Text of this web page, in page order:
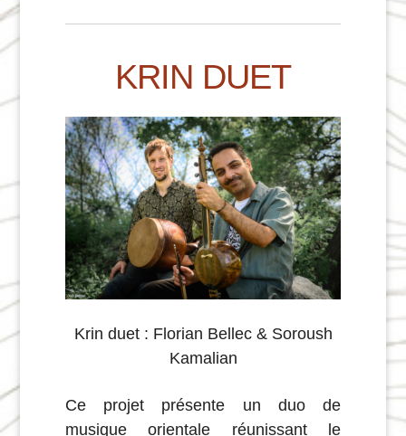
KRIN DUET
Krin duet : Florian Bellec & Soroush
Kamalian
Ce projet présente un duo de
musique orientale réunissant le